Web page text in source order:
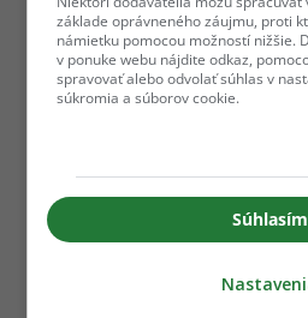
základe oprávneného záujmu, proti
námietku pomocou možností nižšie.
v ponuke webu nájdite odkaz,
spravovať alebo odvolať súhlas v
súkromia a súborov cookie.
Súhlasím